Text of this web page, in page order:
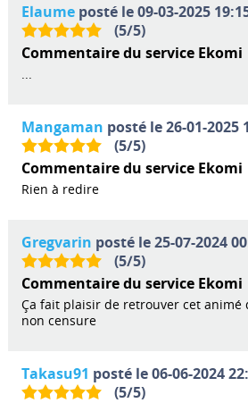
Elaumeposté le 09-03-2025
(5/5)
Commentaire du service Ekomi
...
Mangaman posté le 26-01-2025
(5/5)
Commentaire du service Ekomi
Rien à redire
Gregvarin posté le 25-07-2024
(5/5)
Commentaire du service Ekomi
Ça fait plaisir de retrouver cet animé
non censure
Takasu91 posté le 06-06-2024
(5/5)